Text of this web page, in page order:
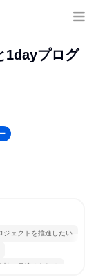
1dayプログ
ジェクトを推進したい
社に居続けられる